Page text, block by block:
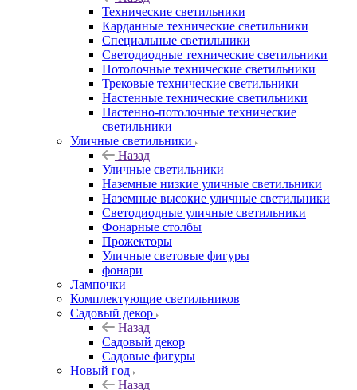
Технические светильники
Карданные технические светильники
Специальные светильники
Светодиодные технические светильники
Потолочные технические светильники
Трековые технические светильники
Настенные технические светильники
Настенно-потолочные технические
светильники
Уличные светильники
Назад
Уличные светильники
Наземные низкие уличные светильники
Наземные высокие уличные светильники
Светодиодные уличные светильники
Фонарные столбы
Прожекторы
Уличные световые фигуры
фонари
Лампочки
Комплектующие светильников
Садовый декор
Назад
Садовый декор
Садовые фигуры
Новый год
Назад